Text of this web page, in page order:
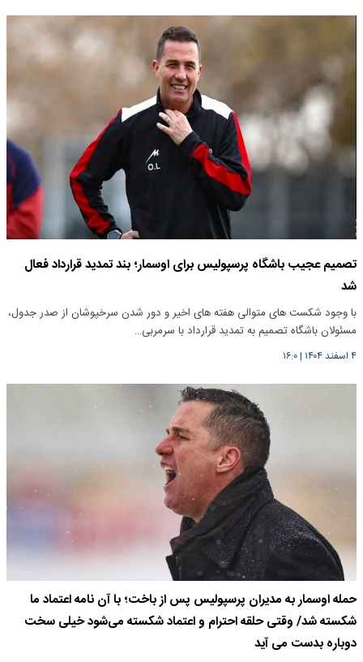
تصمیم عجیب باشگاه پرسپولیس برای اوسمار؛ بند تمدید قرارداد فعال
شد
با وجود شکست های متوالی هفته های اخیر و دور شدن سرخپوشان از صدر جدول،
مسئولان باشگاه تصمیم به تمدید قرارداد با سرمربی…
۴ اسفند ۱۴۰۴ |۱۶:۰
حمله اوسمار به مدیران پرسپولیس پس از باخت؛ با آن نامه اعتماد ما
شکسته شد/ وقتی حلقه احترام و اعتماد شکسته می‌شود خیلی سخت
دوباره بدست می آید